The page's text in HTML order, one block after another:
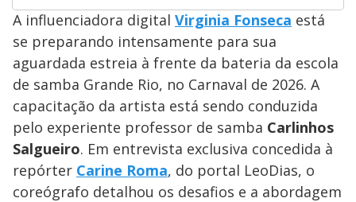
A influenciadora digital Virginia Fonseca está
se preparando intensamente para sua
aguardada estreia à frente da bateria da escola
de samba Grande Rio, no Carnaval de 2026. A
capacitação da artista está sendo conduzida
pelo experiente professor de samba Carlinhos
Salgueiro. Em entrevista exclusiva concedida à
repórter Carine Roma, do portal LeoDias, o
coreógrafo detalhou os desafios e a abordagem